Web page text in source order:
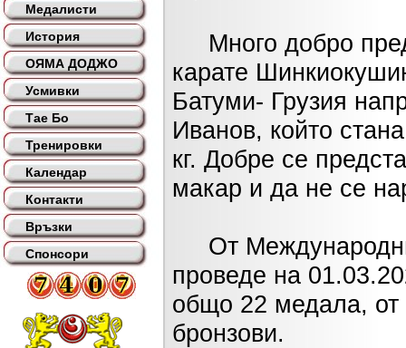
Медалисти
История
ОЯМА ДОДЖО
Усмивки
Тае Бо
Тренировки
Календар
Контакти
Връзки
Спонсори
Много добро
карате
Батуми- Грузия
Иванов, който
кг. Добре се
макар и да не се
От
проведе на
общо 22 медала, от
бронзови.